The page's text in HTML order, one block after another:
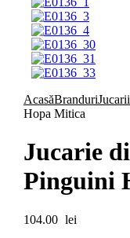
AcasăBranduri
Hopa Mitica
Jucarie
Pinguini
104.00 lei